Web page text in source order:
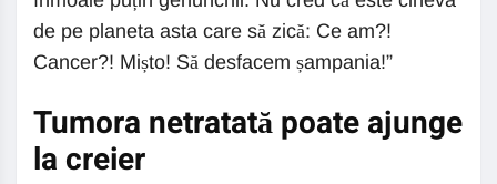
de pe planeta asta care să zică: Ce am?!
Cancer?! Mișto! Să desfacem șampania!”
Tumora netratată poate ajunge
la creier